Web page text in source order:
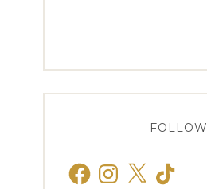
FOLLOW
FacebookInstagram
X TikTok